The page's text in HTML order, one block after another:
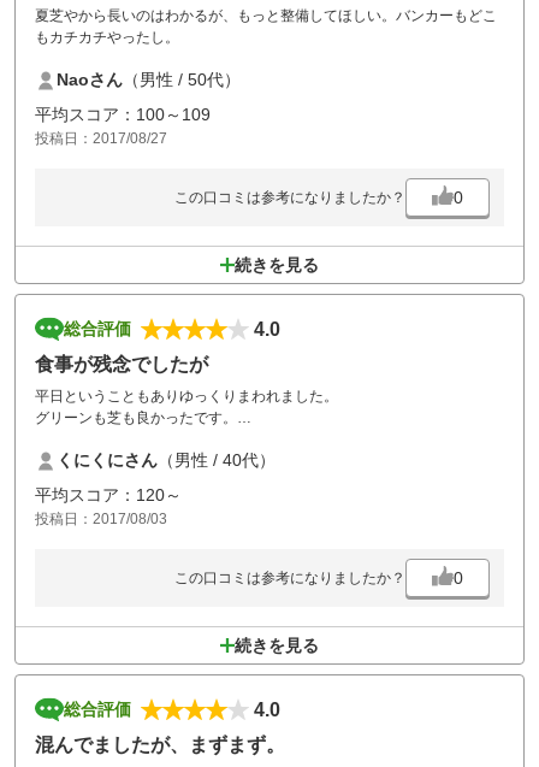
夏芝やから長いのはわかるが、もっと整備してほしい。バンカーもどこ
もカチカチやったし。
Naoさん （男性 / 50代）
平均スコア：100～109
投稿日：2017/08/27
この口コミは参考になりましたか？ 0
続きを見る
総合評価
4.0
食事が残念でしたが
平日ということもありゆっくりまわれました。
グリーンも芝も良かったです。
タコのから揚げは良かったです。
くにくにさん （男性 / 40代）
平均スコア：120～
投稿日：2017/08/03
この口コミは参考になりましたか？ 0
続きを見る
総合評価
4.0
混んでましたが、まずまず。